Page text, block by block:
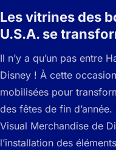
Les vitrines des
U.S.A. se
Il n’y a qu’un pas entre
Disney ! À cette
mobilisées pour
des fêtes de fin
Visual Merchandise de
l’installation des